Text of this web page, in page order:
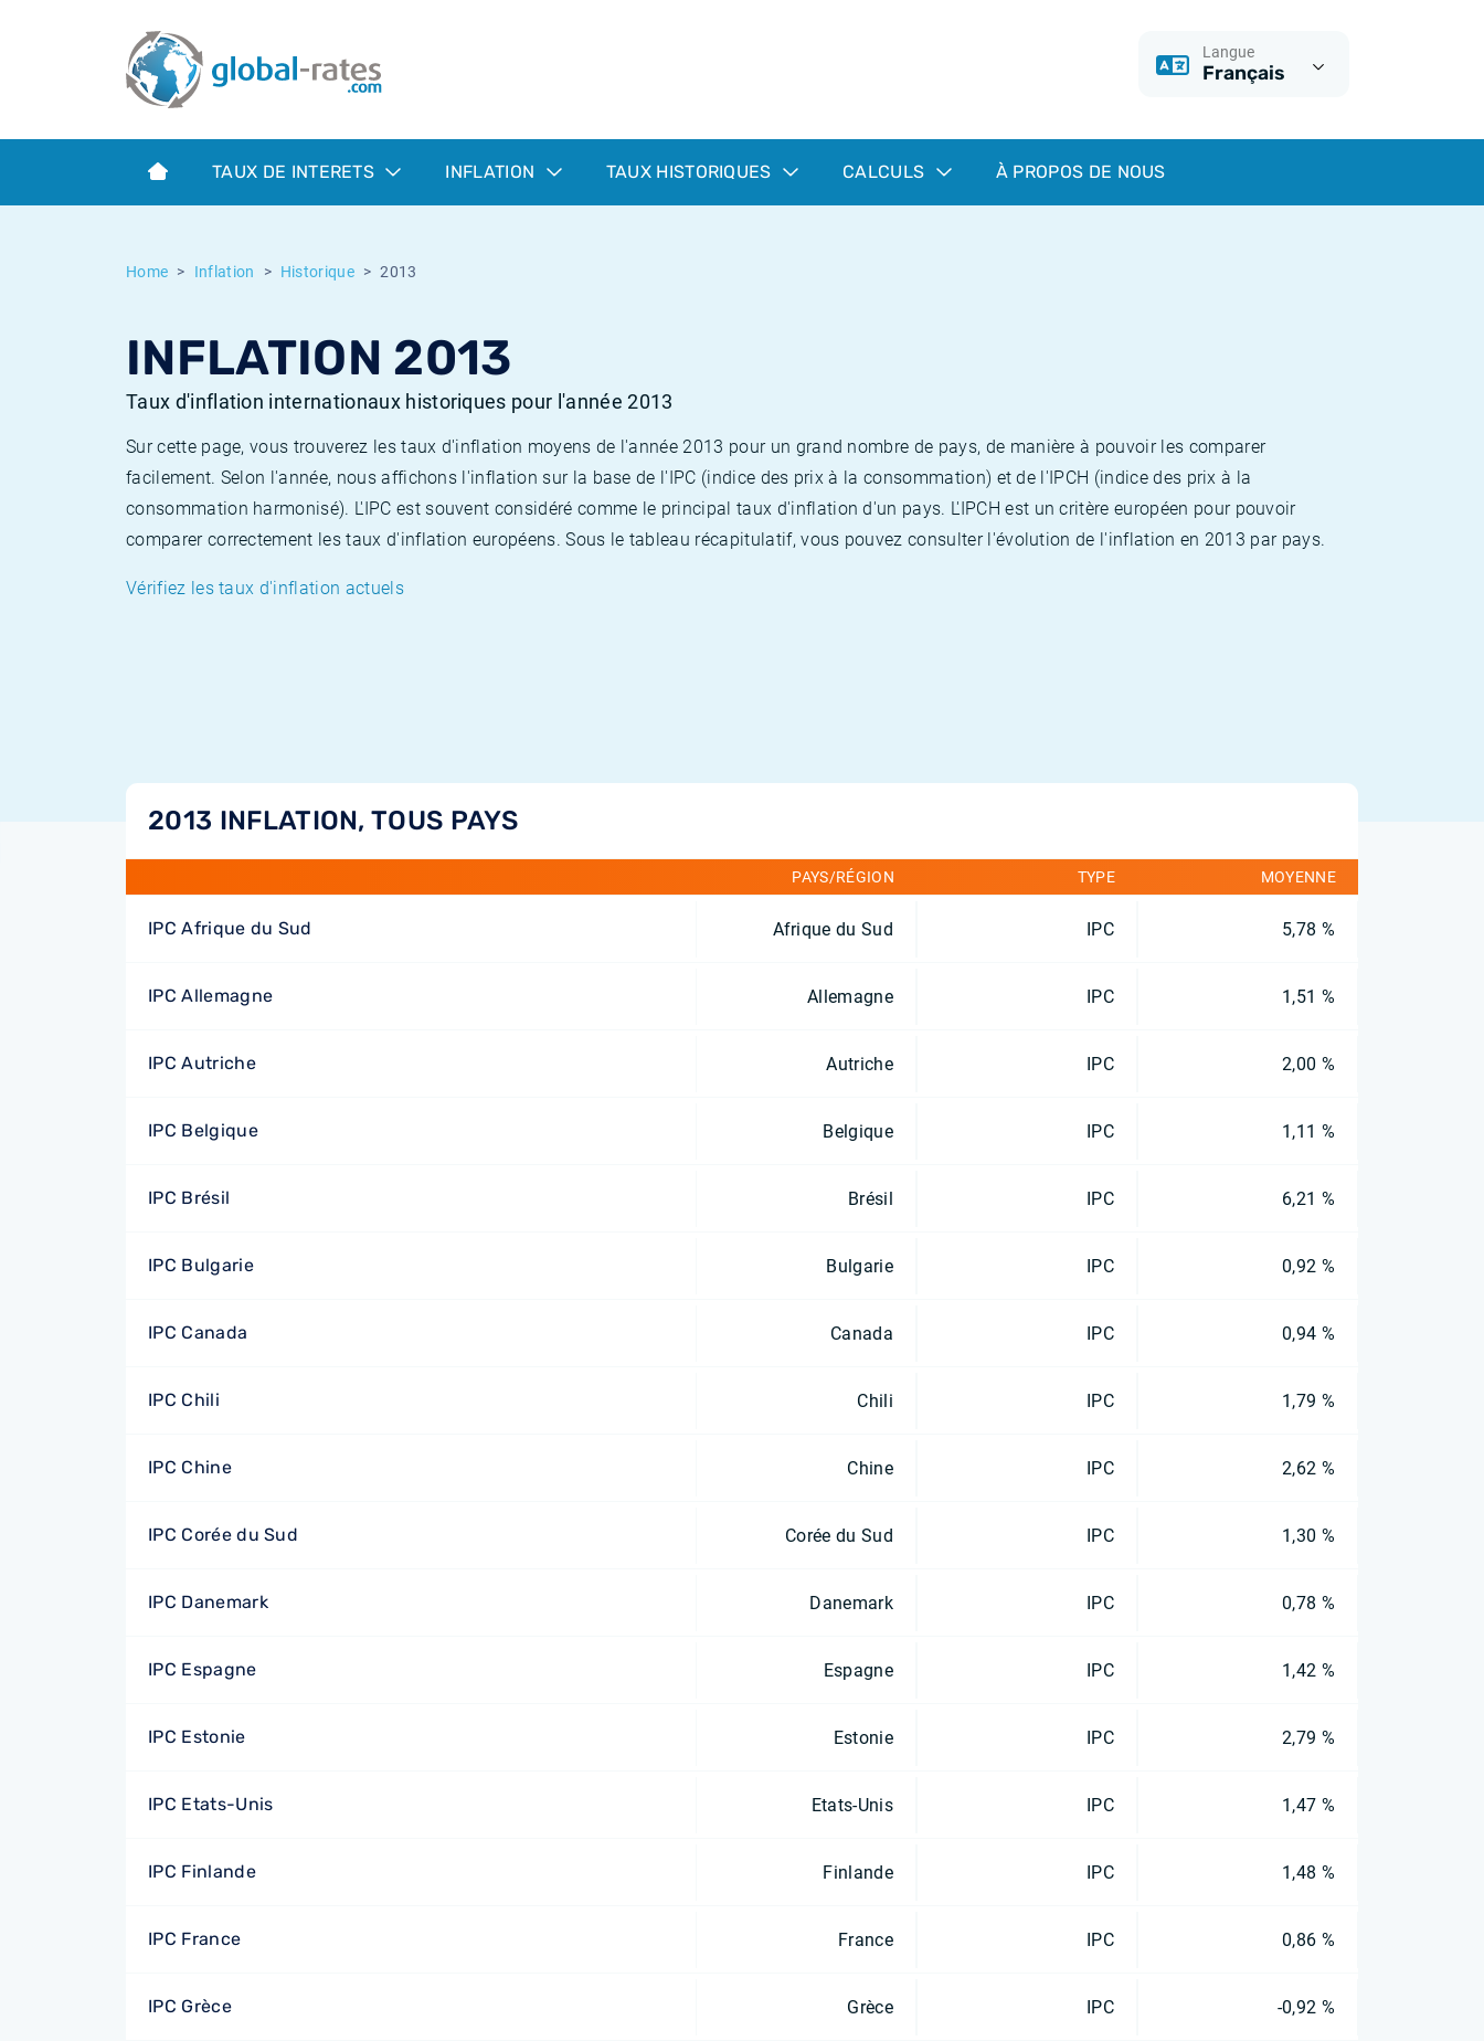
Langue
Français
TAUX DE INTERETS INFLATION TAUX HISTORIQUES CALCULS À PROPOS DE NOUS
Home Inflation Historique 2013
INFLATION 2013
Taux d'inflation internationaux historiques pour l'année 2013
Sur cette page, vous trouverez les taux d'inflation moyens de l'année 2013 pour un grand nombre de pays, de manière à pouvoir les comparer
facilement. Selon l'année, nous affichons l'inflation sur la base de l'IPC (indice des prix à la consommation) et de l'IPCH (indice des prix à la
consommation harmonisé). L'IPC est souvent considéré comme le principal taux d'inflation d'un pays. L'IPCH est un critère européen pour pouvoir
comparer correctement les taux d'inflation européens. Sous le tableau récapitulatif, vous pouvez consulter l'évolution de l'inflation en 2013 par pays.
Vérifiez les taux d'inflation actuels
2013 INFLATION, TOUS PAYS
PAYS/RÉGION TYPE MOYENNE
IPC Afrique du Sud Afrique du Sud IPC 5,78 %
IPC Allemagne Allemagne IPC 1,51 %
IPC Autriche Autriche IPC 2,00 %
IPC Belgique Belgique IPC 1,11 %
IPC Brésil Brésil IPC 6,21 %
IPC Bulgarie Bulgarie IPC 0,92 %
IPC Canada Canada IPC 0,94 %
IPC Chili Chili IPC 1,79 %
IPC Chine Chine IPC 2,62 %
IPC Corée du Sud Corée du Sud IPC 1,30 %
IPC Danemark Danemark IPC 0,78 %
IPC Espagne Espagne IPC 1,42 %
IPC Estonie Estonie IPC 2,79 %
IPC Etats-Unis Etats-Unis IPC 1,47 %
IPC Finlande Finlande IPC 1,48 %
IPC France France IPC 0,86 %
IPC Grèce Grèce IPC -0,92 %
Term SOFR
Qu'est-ce que l'inflation IPC?
Qu'est-ce que l'inflation IPCH?
Taux Euribor historiques
Taux ESTER historiques
Taux d'inflation historiques
Calculateur d’inflation